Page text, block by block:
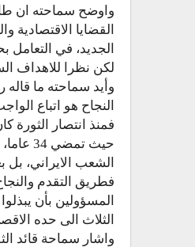
واوضح سماحته ان
القضايا الاقتصادية
الجديد، في التعامل
لكن نظرا للاهداف
وأيد سماحته ما
النجاح هو اتباع
فمنذ انتصار الثورة
حيث
الشعب الايراني،
فطريق التقدم
المسؤولين بأن
الثلاث الى حده
واشار سماحة قائد